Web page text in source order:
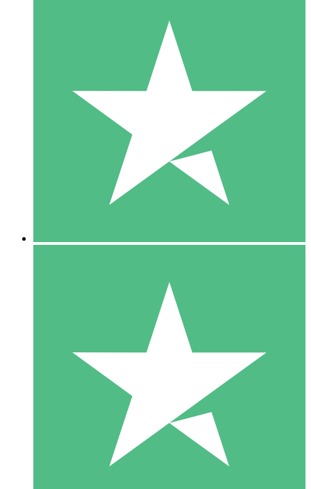
Paquetes de Créditos Individuales
Paga según el uso con créditos de descarga. Sin compromiso
10 00
10 Descargas
20 00